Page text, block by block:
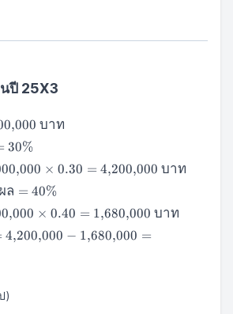
ปี 25X3
,000 บาท
30%
,000 × 0.30 = 4,200,000 บาท
ล = 40%
,000 × 0.40 = 1,680,000 บาท
4,200,000 − 1,680,000 =
)